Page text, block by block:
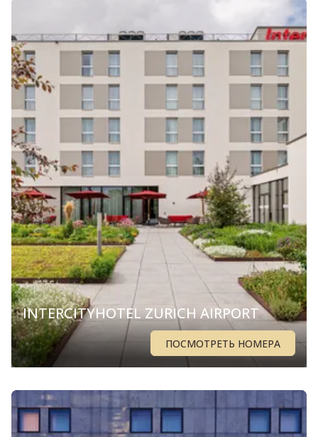
INTERCITYHOTEL ZURICH AIRPORT
ПОСМОТРЕТЬ НОМЕРА